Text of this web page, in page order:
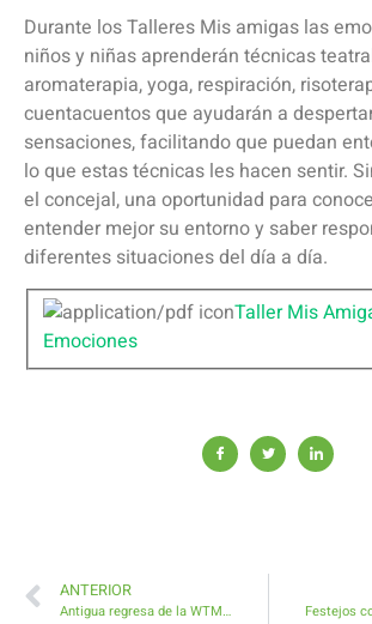
Durante los Talleres Mis amigas las
niños y niñas aprenderán técnicas
aromaterapia, yoga, respiración,
cuentacuentos que ayudarán a
sensaciones, facilitando que puedan
lo que estas técnicas les hacen sentir.
el concejal, una oportunidad para
entender mejor su entorno y saber
diferentes situaciones del día a día.
Taller Mis
Emociones
ANTERIOR
Antigua regresa de la WTM London con buenas perspectivas turísticas